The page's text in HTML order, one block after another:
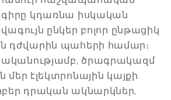
կդառնա իսկական
ընկեր բոլոր ընթացիկ
դժվարին պահերի համար։
ծրագրակազմ
մեր էլեկտրոնային կայքի
դրական ակնարկներ,